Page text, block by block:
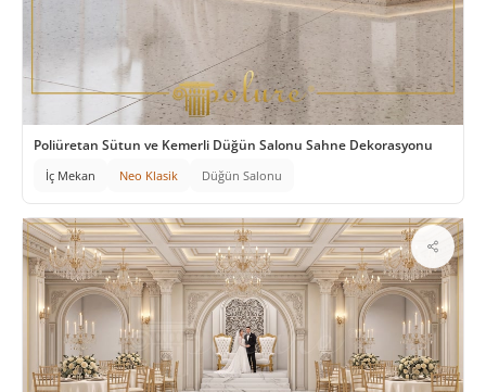
Poliüretan Sütun ve Kemerli Düğün Salonu Sahne Dekorasyonu
İç Mekan Neo Klasik Düğün Salonu